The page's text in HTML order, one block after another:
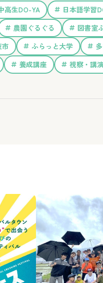
高生DO-YA 日本語学習
農園ぐるぐる
図書室
ふらっと大学
養成講座 視察・講